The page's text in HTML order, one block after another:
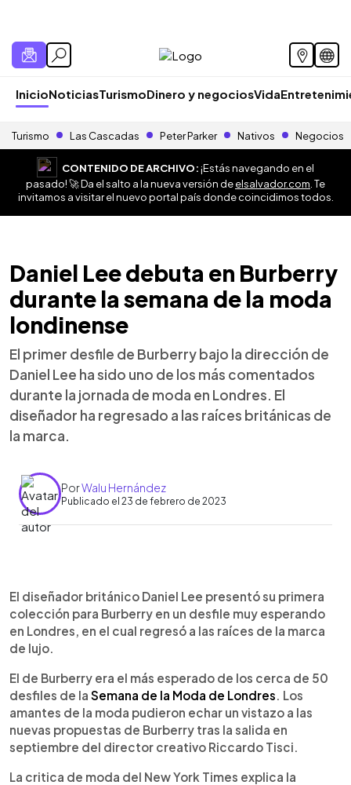
InicioNoticiasTurismoDinero y negociosVida
Turismo Las Cascadas Peter Parker Nativos Negocios
CONTENIDO DE ARCHIVO:¡Estás navegando en el
pasado! 🚀 Da el salto a la nueva versión deelsalvador.com . Te
invitamos a visitar el nuevo portal país donde coincidimos todos.
Daniel Lee debuta en Burberry
durante la semana de la moda
londinense
El primer desfile de Burberry bajo la dirección de
Daniel Lee ha sido uno de los más comentados
durante la jornada de moda en Londres. El
diseñador ha regresado a las raíces británicas de
la marca.
PorWalu Hernández
Publicado el 23 de febrero de 2023
► Escuchar artículo
El diseñador británico Daniel Lee presentó su primera
colección para Burberry en un desfile muy esperando
en Londres, en el cual regresó a las raíces de la marca
de lujo.
El de Burberry era el más esperado de los cerca de 50
desfiles de la Semana de la Moda de Londres. Los
amantes de la moda pudieron echar un vistazo a las
nuevas propuestas de Burberry tras la salida en
septiembre del director creativo Riccardo Tisci.
La critica de moda del New York Times explica la